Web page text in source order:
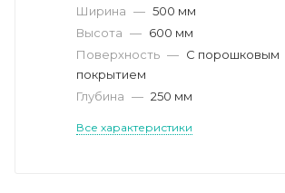
Ширина — 500 мм
Высота — 600 мм
Поверхность — С порошковым
покрытием
Глубина — 250 мм
Все характеристики